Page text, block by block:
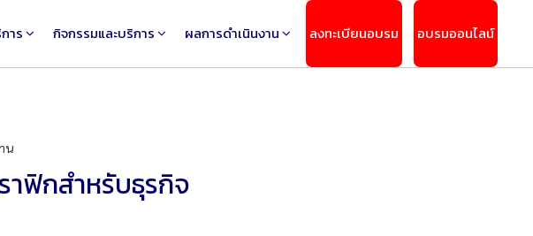
าร กิจกรรมและบริการ ผลการดำเนินงาน ลงทะเบียนอบรม อบรมออนไลน์
น
ฟิกสำหรับธุรกิจ